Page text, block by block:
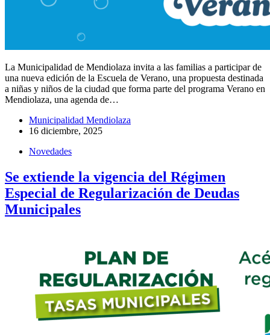
La Municipalidad de Mendiolaza invita a las familias a participar de
una nueva edición de la Escuela de Verano, una propuesta destinada
a niñas y niños de la ciudad que forma parte del programa Verano en
Mendiolaza, una agenda de…
Municipalidad Mendiolaza
16 diciembre, 2025
Novedades
Se extiende la vigencia del Régimen
Especial de Regularización de Deudas
Municipales